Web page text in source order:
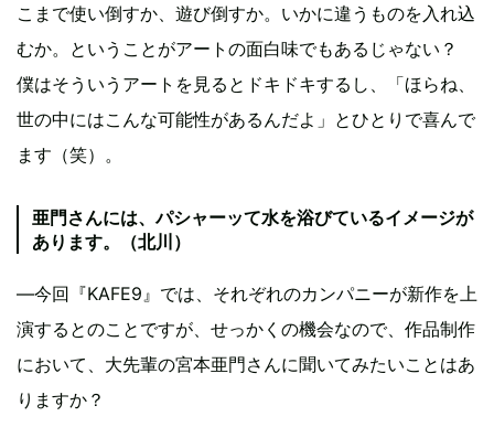
こまで使い倒すか、遊び倒すか。いかに違うものを入れ込
むか。ということがアートの面白味でもあるじゃない？
僕はそういうアートを見るとドキドキするし、「ほらね、
世の中にはこんな可能性があるんだよ」とひとりで喜んで
ます（笑）。
亜門さんには、パシャーッて水を浴びているイメージが
あります。（北川）
―今回『KAFE9』では、それぞれのカンパニーが新作を上
演するとのことですが、せっかくの機会なので、作品制作
において、大先輩の宮本亜門さんに聞いてみたいことはあ
りますか？